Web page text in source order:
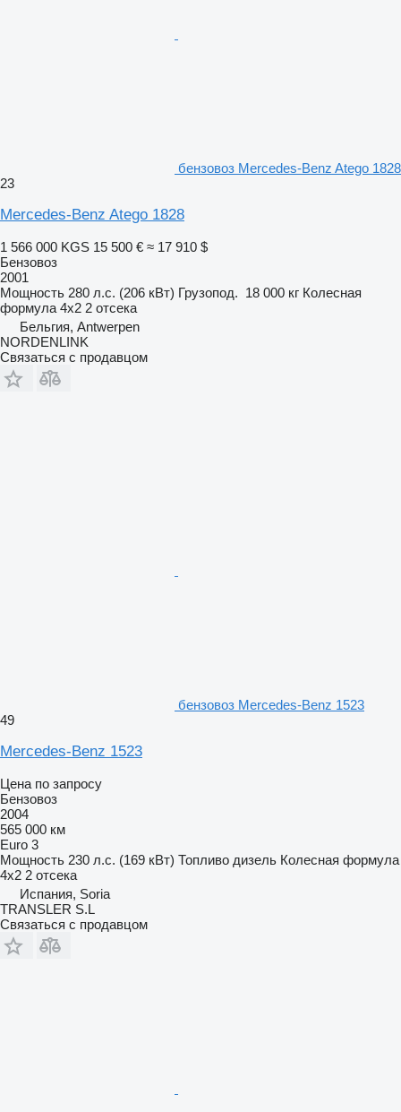
бензовоз Mercedes-Benz Atego 1828
23
Mercedes-Benz Atego 1828
1 566 000 KGS 15 500 € ≈ 17 910 $
Бензовоз
2001
Мощность 280 л.с. (206 кВт) Грузопод. 18 000 кг Колесная
формула 4x2 2 отсека
Бельгия, Antwerpen
NORDENLINK
Связаться с продавцом
бензовоз Mercedes-Benz 1523
49
Mercedes-Benz 1523
Цена по запросу
Бензовоз
2004
565 000 км
Euro 3
Мощность 230 л.с. (169 кВт) Топливо дизель Колесная формула
4x2 2 отсека
Испания, Soria
TRANSLER S.L
Связаться с продавцом